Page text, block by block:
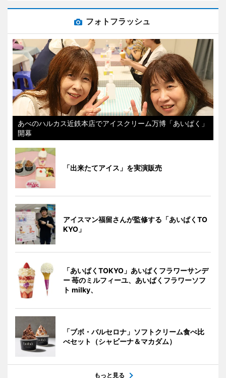
フォトフラッシュ
あべのハルカス近鉄本店でアイスクリーム万博「あいぱく」
開幕
「出来たてアイス」を実演販売
アイスマン福留さんが監修する「あいぱくTO
KYO」
「あいぱくTOKYO」あいぱくフラワーサンデ
ー 苺のミルフィーユ、あいぱくフラワーソフ
ト milky、
「ブボ・バルセロナ」ソフトクリーム食べ比
べセット（シャビーナ＆マカダム）
もっと見る